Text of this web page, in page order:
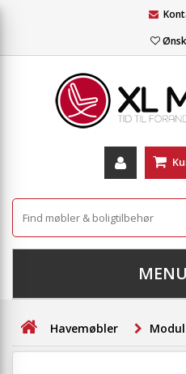
MENU
STUE
Havemøbler